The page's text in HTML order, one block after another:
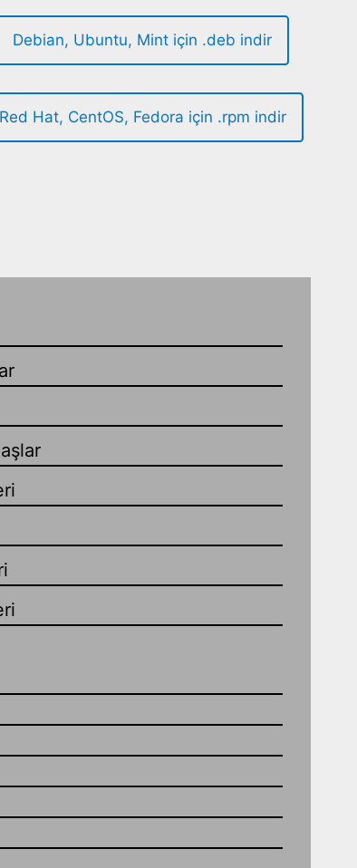
Debian, Ubuntu, Mint için .deb indir
Red Hat, CentOS, Fedora için .rpm indir